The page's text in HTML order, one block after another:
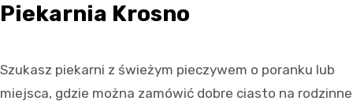
Piekarnia Krosno
Szukasz piekarni z świeżym pieczywem o poranku lub
miejsca, gdzie można zamówić dobre ciasto na rodzinne